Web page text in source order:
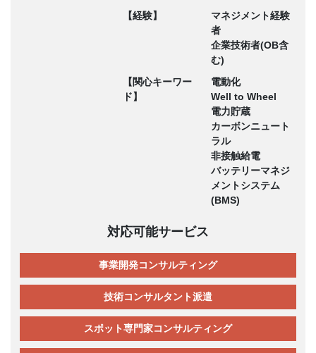
【経験】
マネジメント経験
者
企業技術者(OB含
む)
【関心キーワー
ド】
電動化
Well to Wheel
電力貯蔵
カーボンニュート
ラル
非接触給電
バッテリーマネジ
メントシステム
(BMS)
対応可能サービス
事業開発コンサルティング
技術コンサルタント派遣
スポット専門家コンサルティング